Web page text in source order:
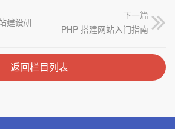
建设研
下一篇
PHP 搭建网站入门指南
返回栏目列表